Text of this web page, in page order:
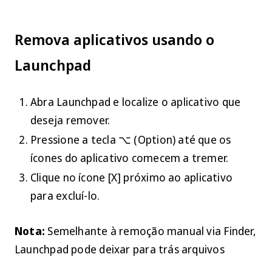
Remova aplicativos usando o
Launchpad
Abra Launchpad e localize o aplicativo que
deseja remover.
Pressione a tecla ⌥ (Option) até que os
ícones do aplicativo comecem a tremer.
Clique no ícone [X] próximo ao aplicativo
para excluí-lo.
Nota: Semelhante à remoção manual via Finder,
Launchpad pode deixar para trás arquivos